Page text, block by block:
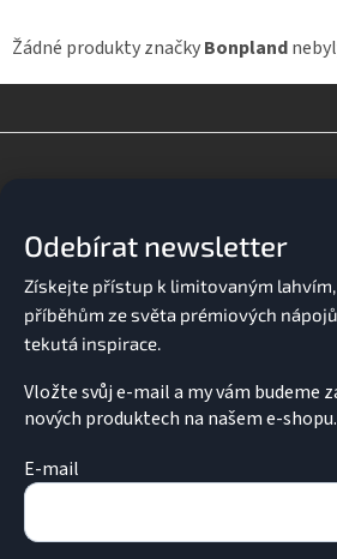
Žádné produkty značkyBonpland
Odebírat newsletter
Vložte svůj e-mail a my vám budeme
nových produktech na našem e-shopu.
E-mail